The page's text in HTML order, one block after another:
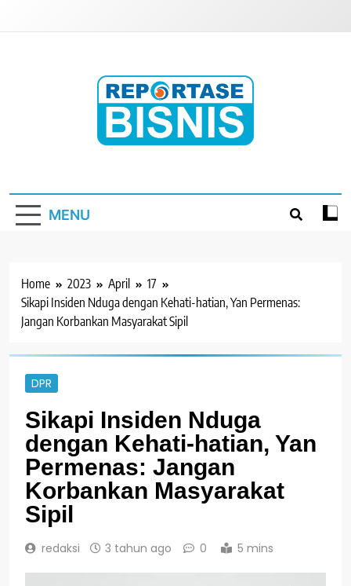
MENU
Home 2023 April
17
Sikapi Insiden Nduga dengan Kehati-hatian, Yan Permenas:
Jangan Korbankan Masyarakat Sipil
DPR
Sikapi Insiden Nduga
dengan Kehati-hatian, Yan
Permenas: Jangan
Korbankan Masyarakat
Sipil
redaksi 3 tahun ago 0 5 mins